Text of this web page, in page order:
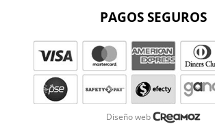
PAGOS SEGUROS
Diseño web